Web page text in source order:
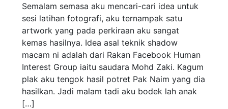
Semalam semasa aku mencari-cari idea untuk
sesi latihan fotografi, aku ternampak satu
artwork yang pada perkiraan aku sangat
kemas hasilnya. Idea asal teknik shadow
macam ni adalah dari Rakan Facebook Human
Interest Group iaitu saudara Mohd Zaki. Kagum
plak aku tengok hasil potret Pak Naim yang dia
hasilkan. Jadi malam tadi aku bodek lah anak
[…]